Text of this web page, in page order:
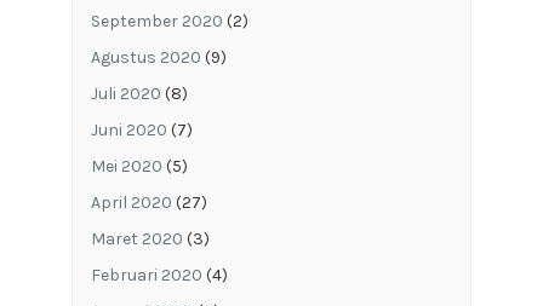
September 2020 (2)
Agustus 2020 (9)
Juli 2020 (8)
Juni 2020 (7)
Mei 2020 (5)
April 2020 (27)
Maret 2020 (3)
Februari 2020 (4)